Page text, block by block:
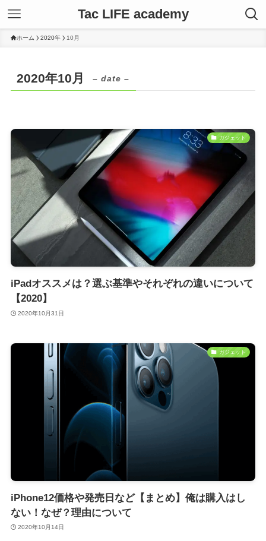
Tac LIFE academy
ホーム 2020年 10月
2020年10月 – date –
ガジェット
iPadオススメは？選ぶ基準やそれぞれの違いについて
【2020】
2020年10月31日
ガジェット
iPhone12価格や発売日など【まとめ】俺は購入はし
ない！なぜ？理由について
2020年10月14日